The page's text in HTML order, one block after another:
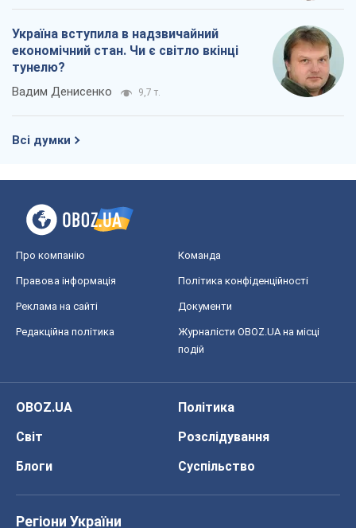
Україна вступила в надзвичайний
економічний стан. Чи є світло вкінці
тунелю?
Вадим Денисенко 9,7 т.
Всі думки
Про компанію Команда
Правова інформація Політика конфіденційності
Реклама на сайті Документи
Редакційна політика
Журналісти OBOZ.UA на місці
подій
OBOZ.UA
Політика
Світ
Розслідування
Блоги
Суспільство
Регіони України